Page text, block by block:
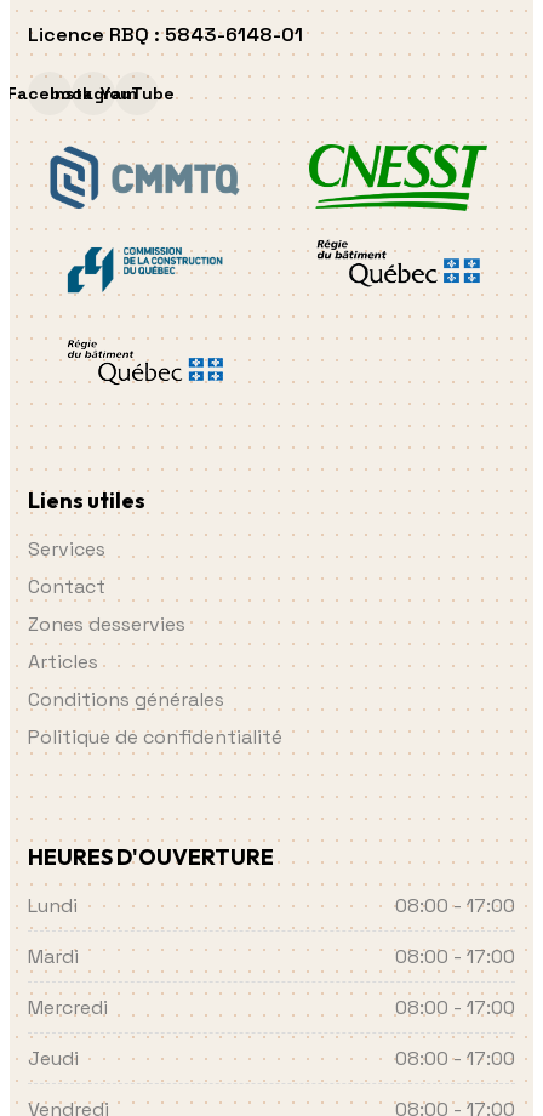
Licence RBQ : 5843-6148-01
FacebookInstagramYouTube
Liens utiles
Services
Contact
Zones desservies
Articles
Conditions générales
Politique de confidentialité
HEURES D'OUVERTURE
Lundi
08:00 - 17:00
Mardi
08:00 - 17:00
Mercredi
08:00 - 17:00
Jeudi
08:00 - 17:00
Vendredi
08:00 - 17:00